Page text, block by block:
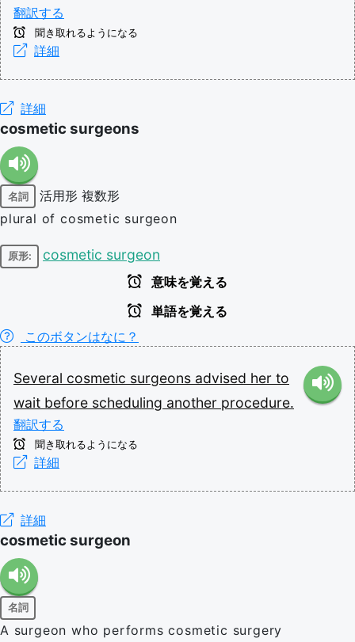
翻訳する
聞き取れるようになる
詳細
詳細
cosmetic surgeons
名詞 活用形 複数形
plural of cosmetic surgeon
原形: cosmetic surgeon
意味を覚える
単語を覚える
このボタンはなに？
Several cosmetic surgeons advised her to
wait before scheduling another procedure.
翻訳する
聞き取れるようになる
詳細
詳細
cosmetic surgeon
名詞
A surgeon who performs cosmetic surgery